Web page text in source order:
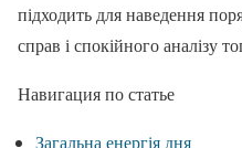
підходить для наведення
справ і спокійного аналізу
Навигация по статье
Загальна енергія дня